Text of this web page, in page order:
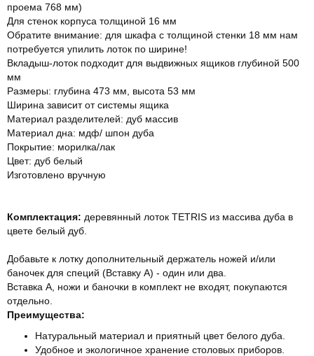
проема 768 мм)
Для стенок корпуса толщиной 16 мм
Обратите внимание: для шкафа с толщиной стенки 18 мм нам
потребуется упилить лоток по ширине!
Вкладыш-лоток подходит для выдвижных ящиков глубиной 500
мм
Размеры: глубина 473 мм, высота 53 мм
Ширина зависит от системы ящика
Материал разделителей: дуб массив
Материал дна: мдф/ шпон дуба
Покрытие: морилка/лак
Цвет: дуб белый
Изготовлено вручную
Комплектация: деревянный лоток TETRIS из массива дуба в
цвете белый дуб.
Добавьте к лотку дополнительный держатель ножей и/или
баночек для специй (Вставку А) - один или два.
Вставка А, ножи и баночки в комплект не входят, покупаются
отдельно.
Преимущества:
Натуральный материал и приятный цвет белого дуба.
Удобное и экологичное хранение столовых приборов.